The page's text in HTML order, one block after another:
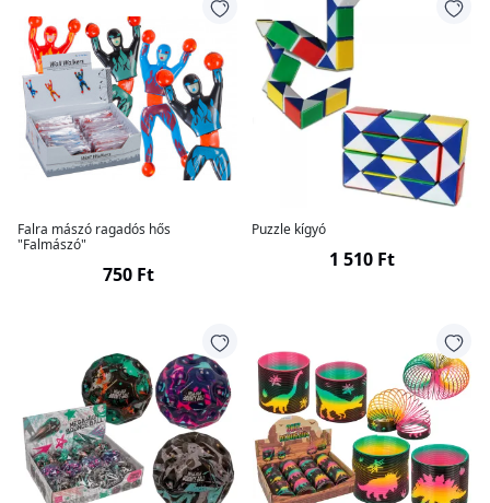
Falra mászó ragadós hős
"Falmászó"
750 Ft
Puzzle kígyó
1 510 Ft